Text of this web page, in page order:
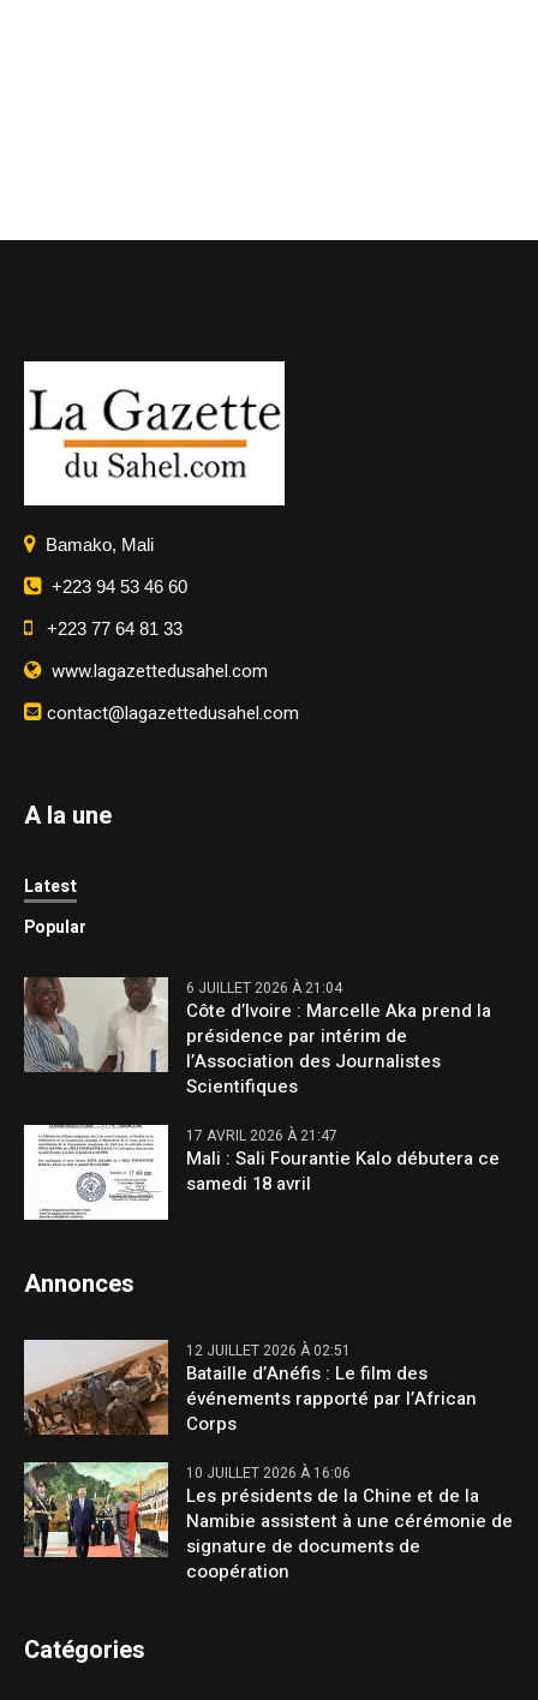
Bamako, Mali
+223 94 53 46 60
+223 77 64 81 33
www.lagazettedusahel.com
contact@lagazettedusahel.com
A la une
Latest
Popular
6 JUILLET 2026 À 21:04
Côte d’Ivoire : Marcelle Aka prend la
présidence par intérim de
l’Association des Journalistes
Scientifiques
17 AVRIL 2026 À 21:47
Mali : Sali Fourantie Kalo débutera ce
samedi 18 avril
Annonces
12 JUILLET 2026 À 02:51
Bataille d’Anéfis : Le film des
événements rapporté par l’African
Corps
10 JUILLET 2026 À 16:06
Les présidents de la Chine et de la
Namibie assistent à une cérémonie de
signature de documents de
coopération
Catégories